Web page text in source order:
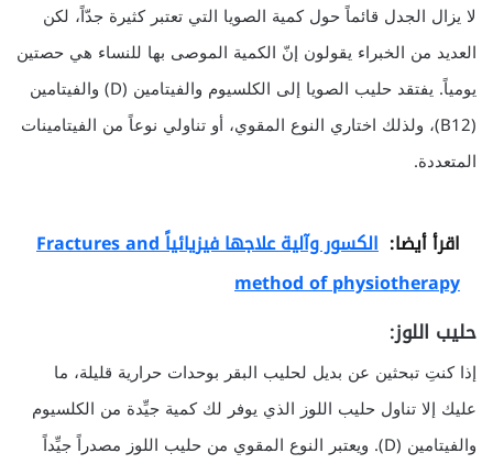
لا يزال الجدل قائماً حول كمية الصويا التي تعتبر كثيرة جدّاً، لكن
العديد من الخبراء يقولون إنّ الكمية الموصى بها للنساء هي حصتين
يومياً. يفتقد حليب الصويا إلى الكلسيوم والفيتامين (D) والفيتامين
(B12)، ولذلك اختاري النوع المقوي، أو تناولي نوعاً من الفيتامينات
المتعددة.
اقرأ أيضا:
الكسور وآلية علاجها فيزيائياً Fractures and
method of physiotherapy
حليب اللوز:
إذا كنتِ تبحثين عن بديل لحليب البقر بوحدات حرارية قليلة، ما
عليك إلا تناول حليب اللوز الذي يوفر لك كمية جيِّدة من الكلسيوم
والفيتامين (D). ويعتبر النوع المقوي من حليب اللوز مصدراً جيِّداً